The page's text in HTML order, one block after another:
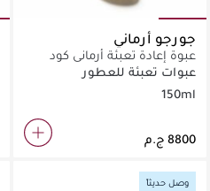
جورجو أرماني
عبوة إعادة تعبئة أرماني كود
بارفان
عبوات تعبئة للعطور
150ml
وصل حديثاً